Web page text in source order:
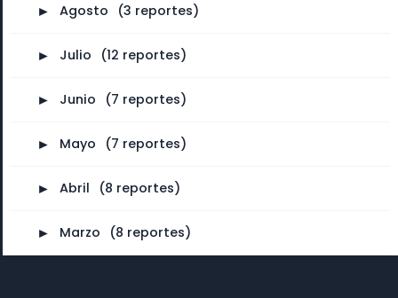
► Agosto (3 reportes)
► Julio (12 reportes)
► Junio (7 reportes)
► Mayo (7 reportes)
► Abril (8 reportes)
► Marzo (8 reportes)